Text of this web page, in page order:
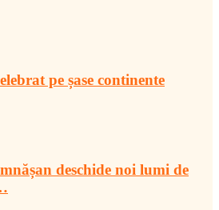
pe șase continente
deschide noi lumi de